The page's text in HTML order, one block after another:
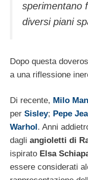
sperimentano
diversi piani
Dopo questa
a una riflessione
Di recente, Milo
per Sisley; Pepe
Warhol. Anni
dagli angioletti di
ispirato Elsa
essere considerati